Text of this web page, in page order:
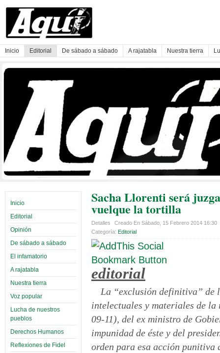
Inicio Editorial De sábado a sábado A rajatabla Nuestra tierra
Inicio
Editorial
Opinión
De sábado a sábado
El infamatorio
A rajatabla
Nuestra tierra
Voz popular
Lucha de nuestros
pueblos
Derechos Humanos
Reflexiones de Fidel
Sacha Llorenti será
vuelque la tortilla
Detalles
Creado En Sábado, 15 Febrero 2014 16:30
Categoría: Editorial
editorial
La “exclusión definitiva” de
intelectuales y materiales de
09-11), del ex ministro de
impunidad de éste y del
orden para esa acción punitiva